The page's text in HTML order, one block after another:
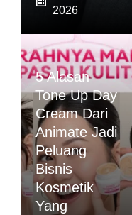
2026
5 Alasan
Tone Up Day
Cream Dari
Animate Jadi
Peluang
Bisnis
Kosmetik
Yang